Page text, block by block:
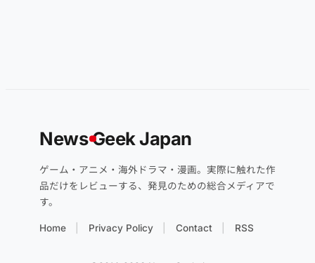
NewsGeek Japan
ゲーム・アニメ・海外ドラマ・漫画。実際に触れた作
品だけをレビューする、発見のための総合メディアで
す。
Home Privacy Policy Contact RSS